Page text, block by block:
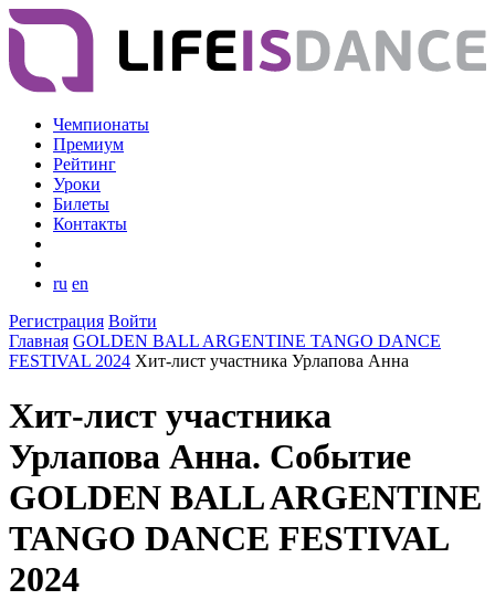
Чемпионаты
Премиум
Рейтинг
Уроки
Билеты
Контакты
ru en
Регистрация Войти
Главная GOLDEN BALL ARGENTINE TANGO DANCE
FESTIVAL 2024 Хит-лист участника Урлапова Анна
Хит-лист участника
Урлапова Анна. Событие
GOLDEN BALL ARGENTINE
TANGO DANCE FESTIVAL
2024